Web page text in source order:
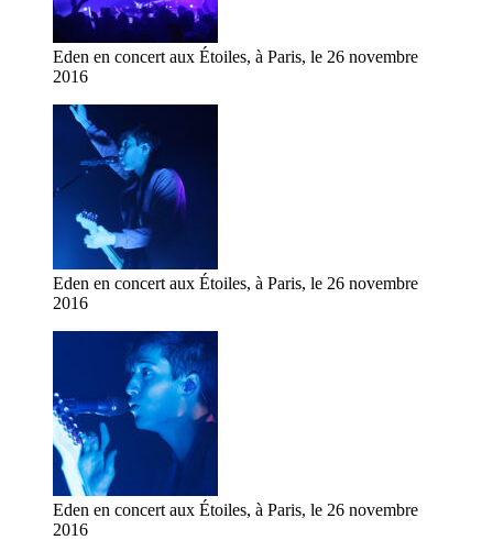
Eden en concert aux Étoiles, à Paris, le 26 novembre
2016
Eden en concert aux Étoiles, à Paris, le 26 novembre
2016
Eden en concert aux Étoiles, à Paris, le 26 novembre
2016